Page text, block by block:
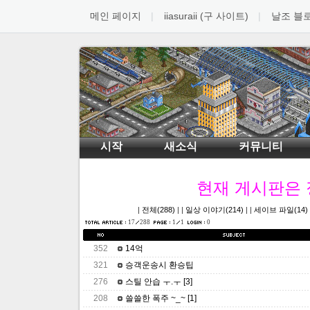
메인 페이지 iiasuraii (구 사이트) 날조 블
시작 새소식 커뮤니티
현재 게시판은
| 전체(288) | | 일상 이야기(214) | | 세이브 파일(14)
17 288 1 1 0
352
14억
321
승객운송시 환승팁
276
스틸 안습 ㅜ.ㅜ [3]
208
쓸쓸한 폭주 ~_~ [1]